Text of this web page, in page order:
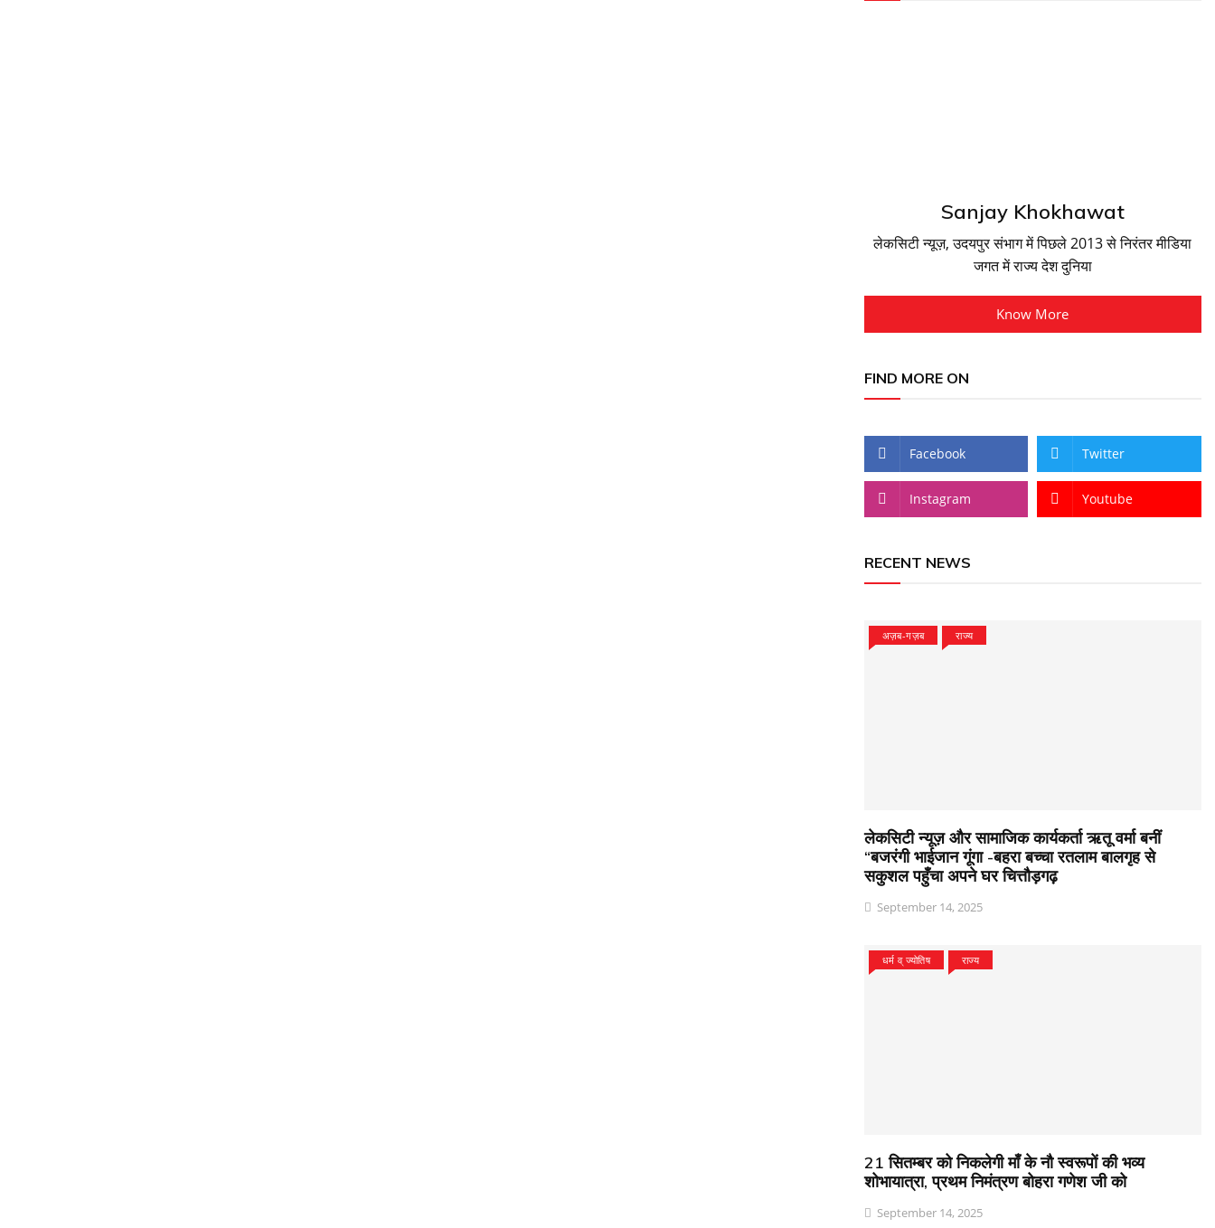
Sanjay Khokhawat
लेकसिटी न्यूज़, उदयपुर संभाग में पिछले 2013 से निरंतर मीडिया
जगत में राज्य देश दुनिया
Know More
FIND MORE ON
Facebook Twitter
Instagram Youtube
RECENT NEWS
अज़ब-गज़ब राज्य
लेकसिटी न्यूज़ और सामाजिक कार्यकर्ता ऋतू वर्मा बनीं
“बजरंगी भाईजान गूंगा -बहरा बच्चा रतलाम बालगृह से
सकुशल पहुँचा अपने घर चित्तौड़गढ़
September 14, 2025
धर्म व् ज्योतिष राज्य
21 सितम्बर को निकलेगी माँ के नौ स्वरूपों की भव्य
शोभायात्रा, प्रथम निमंत्रण बोहरा गणेश जी को
September 14, 2025